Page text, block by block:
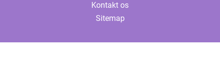
Kontakt os
Sitemap